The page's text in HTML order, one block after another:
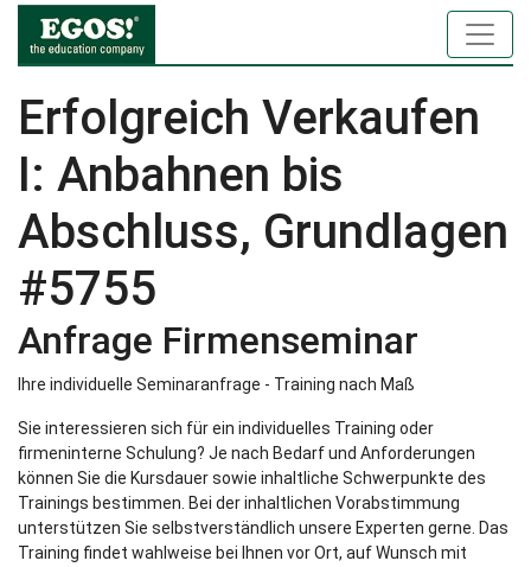
Erfolgreich Verkaufen
I: Anbahnen bis
Abschluss, Grundlagen
#5755
Anfrage Firmenseminar
Ihre individuelle Seminaranfrage - Training nach Maß
Sie interessieren sich für ein individuelles Training oder
firmeninterne Schulung? Je nach Bedarf und Anforderungen
können Sie die Kursdauer sowie inhaltliche Schwerpunkte des
Trainings bestimmen. Bei der inhaltlichen Vorabstimmung
unterstützen Sie selbstverständlich unsere Experten gerne. Das
Training findet wahlweise bei Ihnen vor Ort, auf Wunsch mit